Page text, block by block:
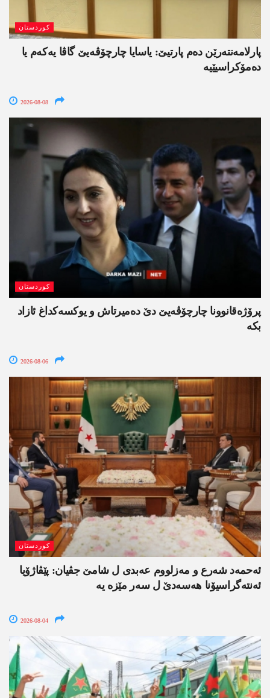
کوردستان
پارلامەنتەرێن دەم پارتیێ: یاسایا چارچۆڤەیێ گاڤا یەکەم یا
دەمۆکراسیێیە
2026-08-08
کوردستان
پرۆژەقانوونا چارچۆڤەیێ دێ دەمیرتاش و یوکسەکداغ ئازاد
بکە
2026-08-06
کوردستان
ئەحمەد شەرع و مەزلووم عەبدی ل شامێ جڤیان: پێڤاژۆیا
ئەنتەگراسیۆنا ھەسەدێ ل سەر مێزە یە
2026-08-04